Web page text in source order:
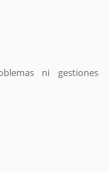
ni gestiones